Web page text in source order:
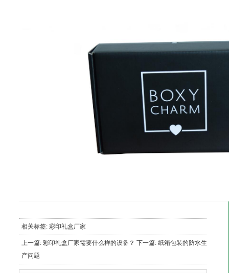
相关标签: 彩印礼盒厂家
上一篇: 彩印礼盒厂家需要什么样的设备？ 下一篇: 纸箱包装的防水生
产问题